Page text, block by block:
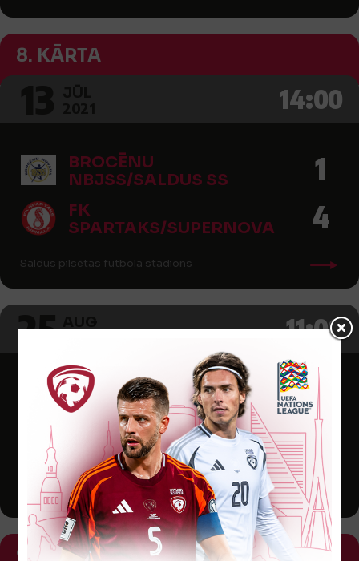
8. KĀRTA
14:00
BROCĒNU
NBJSS/SALDUS SS
1
FK
SPARTAKS/SUPERNOVA
4
Saldus pilsētas futbola stadions
25 11:00
JŪRMALAS FS 3
JDFS ALBERTS 0
Kauguru vidusskolas stadions
9. KĀRTA